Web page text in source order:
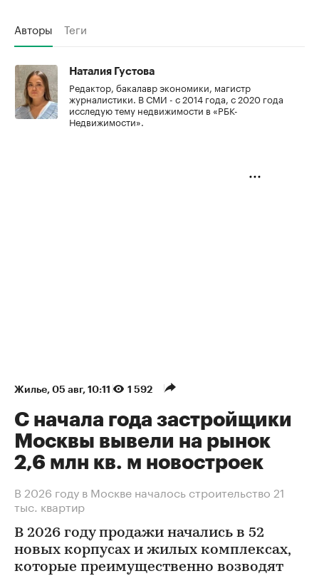
Авторы Теги
Наталия Густова
Редактор, бакалавр экономики, магистр
журналистики. В СМИ - с 2014 года, с 2020 года
исследую тему недвижимости в «РБК-
Недвижимости».
Жилье⁠, 05 авг, 10:11 1 592
С начала года застройщики
Москвы вывели на рынок
2,6 млн кв. м новостроек
В 2026 году в Москве началось строительство 21
тыс. квартир
В 2026 году продажи начались в 52
новых корпусах и жилых комплексах,
которые преимущественно возводят